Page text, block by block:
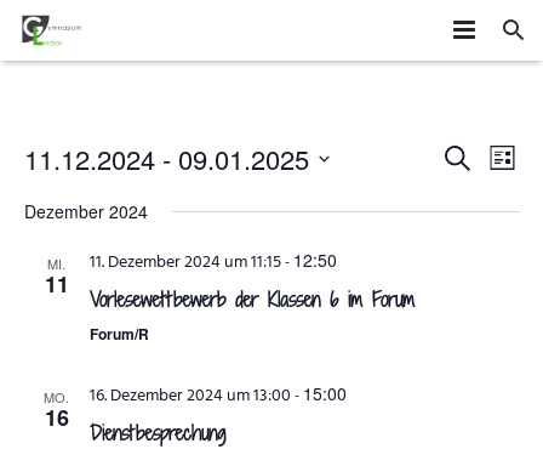
SCHÜLER
MITEINANDER GESTALTEN
AGS
AUSTAUSCH UND FAHRTEN
EHEMALIGE
SCHULE
DAS GYMLI
KONZEPTE
ORGANISATION
VERTRETUNGSPLAN
UNTERRICHTSZEITEN
GRUNDSCHÜLER
KONTAKT
Suche
SUCHELISTE
11.12.2024 - 09.01.2025
wählen.
Dezember 2024
MI.
11
11. Dezember 2024 um 11:15- 12:50
Vorlesewettbewerb der Klassen 6 im Forum
Forum/R
MO.
16
16. Dezember 2024 um 13:00 - 15:00
Dienstbesprechung